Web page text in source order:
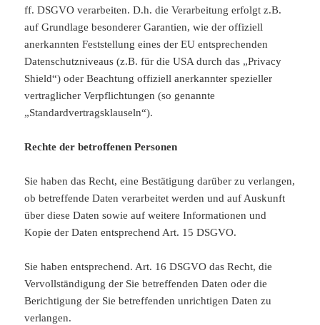
ff. DSGVO verarbeiten. D.h. die Verarbeitung erfolgt z.B.
auf Grundlage besonderer Garantien, wie der offiziell
anerkannten Feststellung eines der EU entsprechenden
Datenschutzniveaus (z.B. für die USA durch das „Privacy
Shield“) oder Beachtung offiziell anerkannter spezieller
vertraglicher Verpflichtungen (so genannte
„Standardvertragsklauseln“).
Rechte der betroffenen Personen
Sie haben das Recht, eine Bestätigung darüber zu verlangen,
ob betreffende Daten verarbeitet werden und auf Auskunft
über diese Daten sowie auf weitere Informationen und
Kopie der Daten entsprechend Art. 15 DSGVO.
Sie haben entsprechend. Art. 16 DSGVO das Recht, die
Vervollständigung der Sie betreffenden Daten oder die
Berichtigung der Sie betreffenden unrichtigen Daten zu
verlangen.